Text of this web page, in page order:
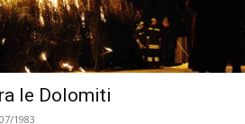
le Dolomiti
1983